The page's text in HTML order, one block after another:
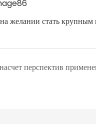
желании стать